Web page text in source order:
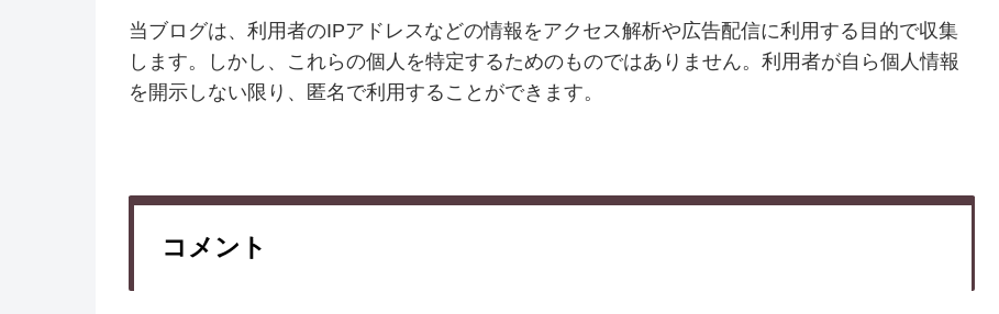
当ブログは、利用者のIPアドレスなどの情報をアクセス解析や広告配信に利用する目的で収集
します。しかし、これらの個人を特定するためのものではありません。利用者が自ら個人情報
を開示しない限り、匿名で利用することができます。
コメント